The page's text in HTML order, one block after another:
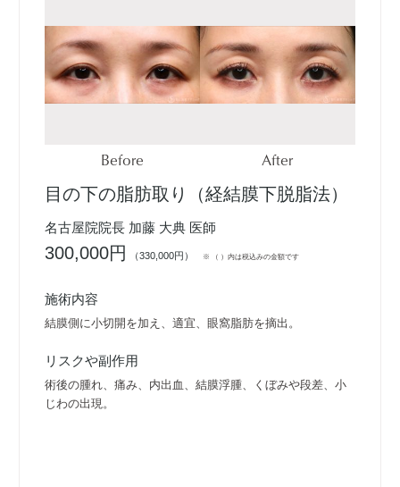
Before After
目の下の脂肪取り（経結膜下脱脂法）
名古屋院院長 加藤 大典 医師
300,000円 （330,000円） ※ （ ）内は税込みの金額です
施術内容
結膜側に小切開を加え、適宜、眼窩脂肪を摘出。
リスクや副作用
術後の腫れ、痛み、内出血、結膜浮腫、くぼみや段差、小
じわの出現。